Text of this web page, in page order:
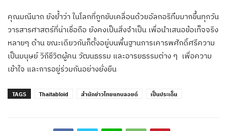
คุณมณีนาถ ยังย้ำว่า ในโลกที่ถูกขับเคลื่อนด้วยอัลกอริทึมมากขึ้นทุกวัน
วารสารศาสตร์ที่น่าเชื่อถือ ยังคงเป็นสิ่งจำเป็น เพื่อนำเสนอข้อเท็จจริง
หลายๆ ด้าน ขณะเดียวกันก็ตั้งอยู่บนพื้นฐานการเคารพศักดิ์ศรีความ
เป็นมนุษย์ วิถีชีวิตผู้คน วัฒนธรรม และอารยธรรมต่าง ๆ เพื่อความ
เข้าใจ และการอยู่ร่วมกันอย่างยั่งยืน
TAGS Thaitabloid สำนักข่าวไทยแทบลอยด์ เป็นประเด็น